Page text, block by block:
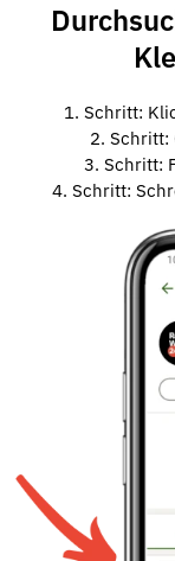
1. Schritt:
2. Schritt:
3. Schritt:
4. Schritt: